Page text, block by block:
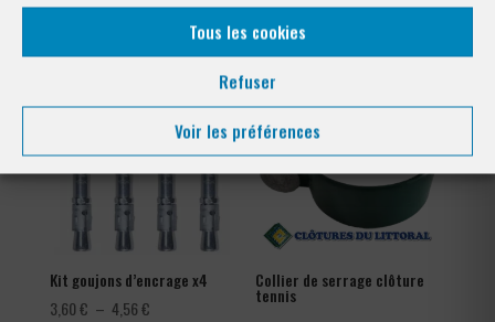
Tous les cookies
Refuser
Voir les préférences
Les produits de clôtures utilisés
Kit goujons d’encrage x4
3,60€ – 4,56€Plage
Collier de serrage clôture
tennis